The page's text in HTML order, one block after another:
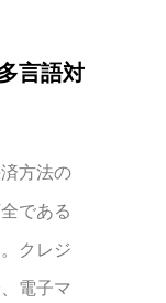
言語対
方法の
である
クレジ
電子マ